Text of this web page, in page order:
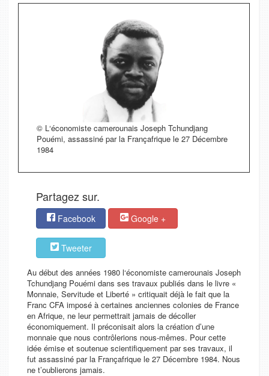
© L‘économiste camerounais Joseph Tchundjang
Pouémi, assassiné par la Françafrique le 27 Décembre
1984
Partagez sur.
Facebook Google +
Tweeter
Au début des années 1980 l‘économiste camerounais Joseph
Tchundjang Pouémi dans ses travaux publiés dans le livre «
Monnaie, Servitude et Liberté » critiquait déjà le fait que la
Franc CFA imposé à certaines anciennes colonies de France
en Afrique, ne leur permettrait jamais de décoller
économiquement. Il préconisait alors la création d’une
monnaie que nous contrôlerions nous-mêmes. Pour cette
idée émise et soutenue scientifiquement par ses travaux, il
fut assassiné par la Françafrique le 27 Décembre 1984. Nous
ne t’oublierons jamais.